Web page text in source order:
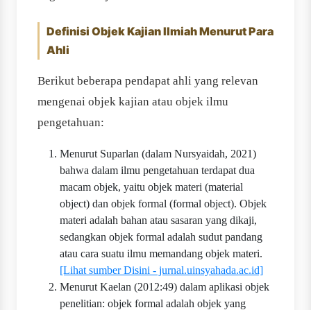
Definisi Objek Kajian Ilmiah Menurut Para
Ahli
Berikut beberapa pendapat ahli yang relevan
mengenai objek kajian atau objek ilmu
pengetahuan:
Menurut Suparlan (dalam Nursyaidah, 2021)
bahwa dalam ilmu pengetahuan terdapat dua
macam objek, yaitu objek materi (material
object) dan objek formal (formal object). Objek
materi adalah bahan atau sasaran yang dikaji,
sedangkan objek formal adalah sudut pandang
atau cara suatu ilmu memandang objek materi.
[Lihat sumber Disini - jurnal.uinsyahada.ac.id]
Menurut Kaelan (2012:49) dalam aplikasi objek
penelitian: objek formal adalah objek yang